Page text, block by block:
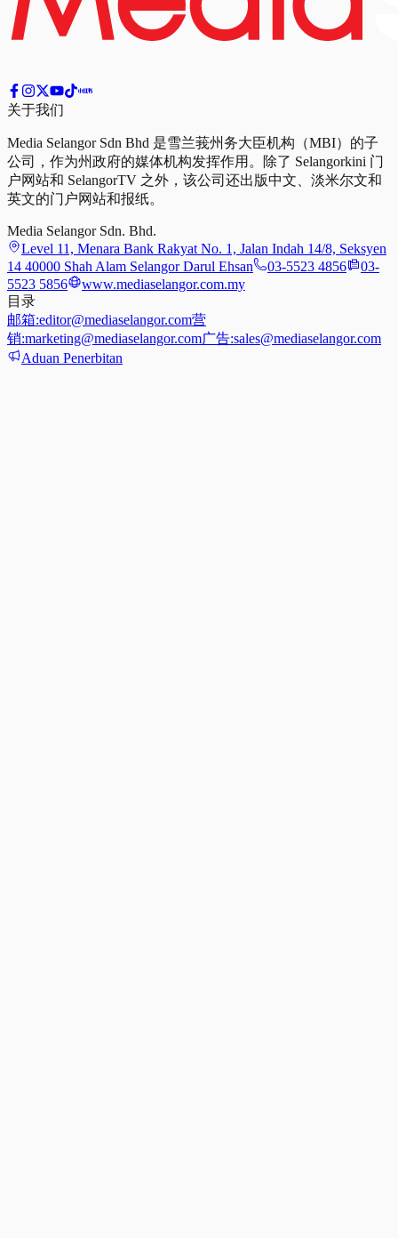
关于我们
Media Selangor Sdn Bhd 是雪兰莪州务大臣机构（MBI）的子
公司，作为州政府的媒体机构发挥作用。除了 Selangorkini 门
户网站和 SelangorTV 之外，该公司还出版中文、淡米尔文和
英文的门户网站和报纸。
Media Selangor Sdn. Bhd.
Level 11, Menara Bank Rakyat No. 1, Jalan Indah 14/8, Seksyen
14 40000 Shah Alam Selangor Darul Ehsan
03-5523 4856
03-
5523 5856
www.mediaselangor.com.my
目录
邮箱:editor@mediaselangor.com营
销:marketing@mediaselangor.com广告:sales@mediaselangor.com
Aduan Penerbitan